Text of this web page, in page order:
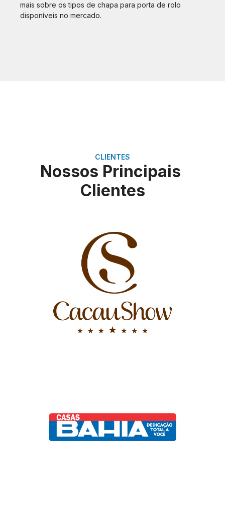
mais sobre os tipos de chapa para porta de rolo
disponíveis no mercado.
CLIENTES
Nossos Principais
Clientes